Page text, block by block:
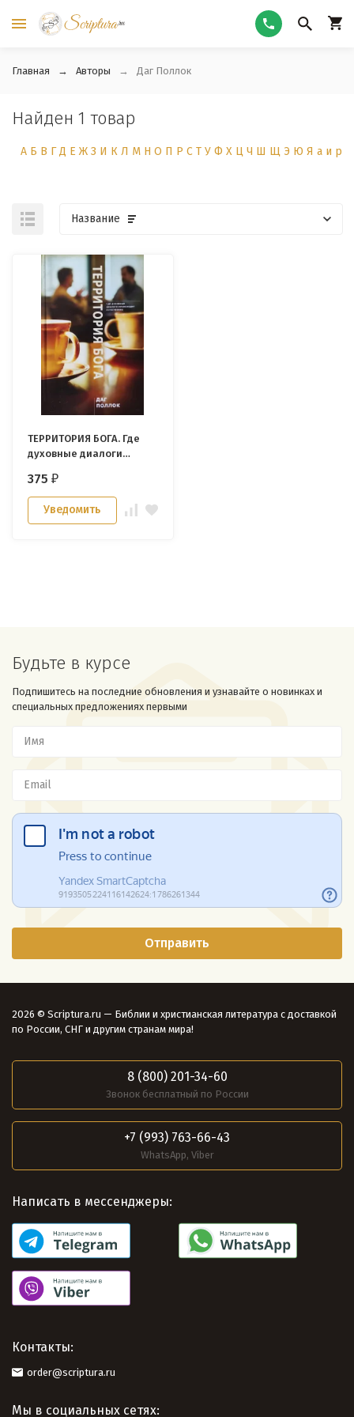
Главная Авторы Даг Поллок
Найден 1 товар
А Б В Г Д Е Ж З И К Л М Н О П Р С Т У Ф Х Ц Ч Ш Щ Э Ю Я а и р
Название
ТЕРРИТОРИЯ БОГА. Где
духовные диалоги
естественно. Даг Поллок
375₽
Уведомить
Будьте в курсе
Подпишитесь на последние обновления и узнавайте о новинках и
специальных предложениях первыми
2026 © Scriptura.ru — Библии и христианская литература с доставкой
по России, СНГ и другим странам мира!
8 (800) 201-34-60
Звонок бесплатный по России
+7 (993) 763-66-43
WhatsApp, Viber
Написать в мессенджеры:
Контакты:
order@scriptura.ru
Мы в социальных сетях: